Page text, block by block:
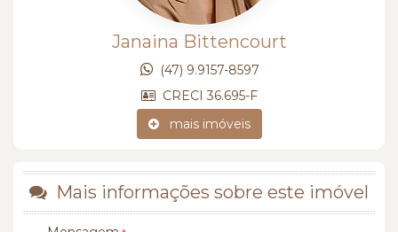
Janaina Bittencourt
(47) 9.9157-8597
CRECI 36.695-F
mais imóveis
Mais informações sobre este imóvel